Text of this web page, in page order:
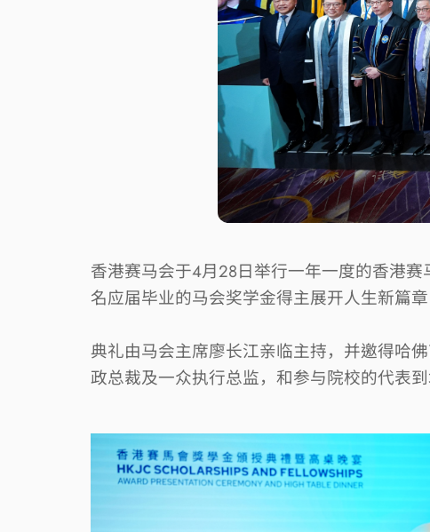
香港赛马会于4月28日举行一年一度的香港
名应届毕业的马会奖学金得主展开人生新篇章
典礼由马会主席廖长江亲临主持，并邀得哈
政总裁及一众执行总监，和参与院校的代表